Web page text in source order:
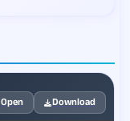
Open Download